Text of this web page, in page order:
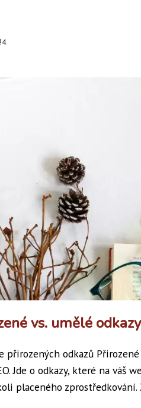
vs. umělé
přirozených odkazů
Jde o odkazy, které na
placeného